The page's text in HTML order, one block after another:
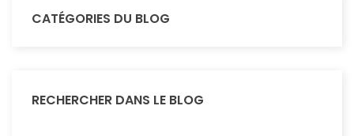
CATÉGORIES DU BLOG
RECHERCHER DANS LE BLOG